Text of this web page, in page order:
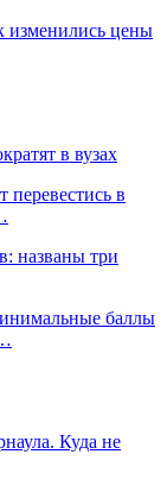
изменились цены
в вузах
в
названы три
баллы
Куда не